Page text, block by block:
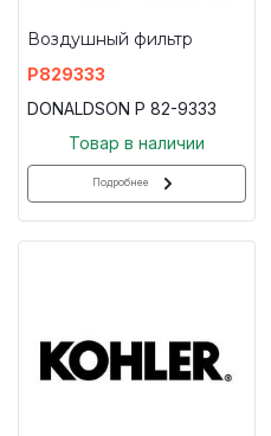
Воздушный фильтр
P829333
DONALDSON P 82-9333
Товар в наличии
Подробнее